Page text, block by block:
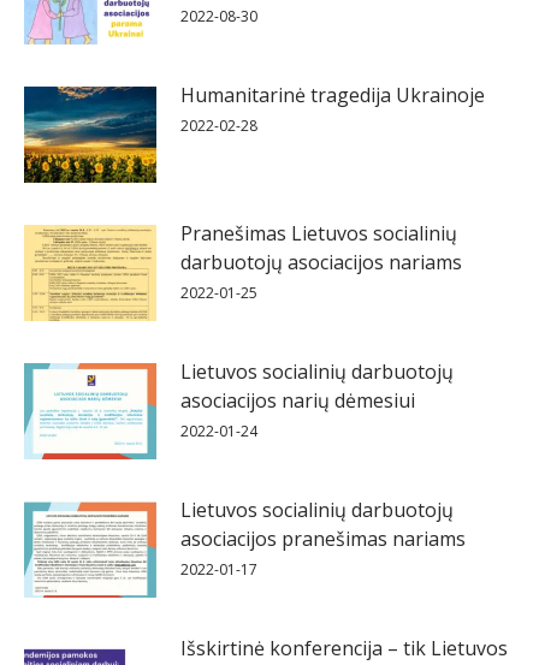
2022-08-30
Humanitarinė tragedija Ukrainoje
2022-02-28
Pranešimas Lietuvos socialinių
darbuotojų asociacijos nariams
2022-01-25
Lietuvos socialinių darbuotojų
asociacijos narių dėmesiui
2022-01-24
Lietuvos socialinių darbuotojų
asociacijos pranešimas nariams
2022-01-17
Išskirtinė konferencija – tik Lietuvos